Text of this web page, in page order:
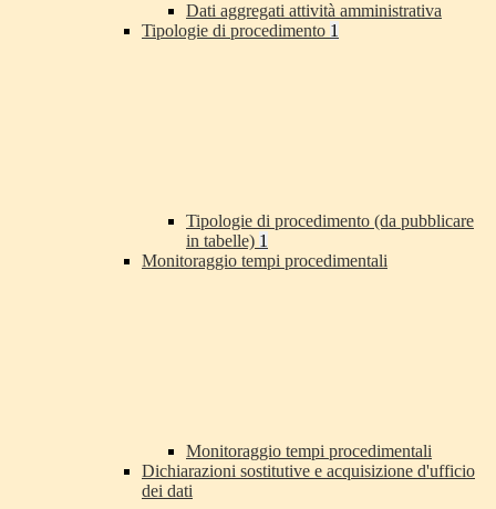
Dati aggregati attività amministrativa
Tipologie di procedimento 1
Tipologie di procedimento (da pubblicare
in tabelle) 1
Monitoraggio tempi procedimentali
Monitoraggio tempi procedimentali
Dichiarazioni sostitutive e acquisizione d'ufficio
dei dati